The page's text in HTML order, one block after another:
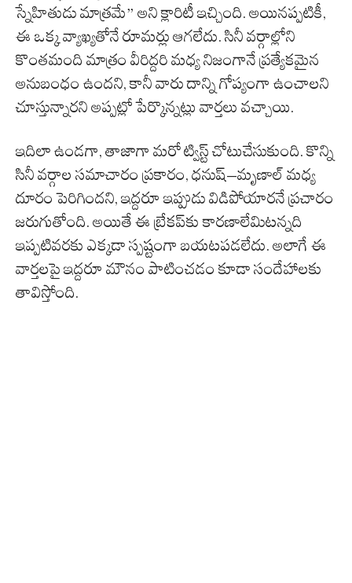
స్నేహితుడు మాత్రమే” అని క్లారిటీ ఇచ్చింది. అయినప్పటికీ,
ఈ ఒక్క వ్యాఖ్యతోనే రూమర్లు ఆగలేదు. సినీ వర్గాల్లోని
కొంతమంది మాత్రం వీరిద్దరి మధ్య నిజంగానే ప్రత్యేకమైన
అనుబంధం ఉందని, కానీ వారు దాన్ని గోప్యంగా ఉంచాలని
చూస్తున్నారని అప్పట్లో పేర్కొన్నట్లు వార్తలు వచ్చాయి.
ఇదిలా ఉండగా, తాజాగా మరో ట్విస్ట్ చోటుచేసుకుంది. కొన్ని
సినీ వర్గాల సమాచారం ప్రకారం, ధనుష్–మృణాల్ మధ్య
దూరం పెరిగిందని, ఇద్దరూ ఇప్పుడు విడిపోయారనే ప్రచారం
జరుగుతోంది. అయితే ఈ బ్రేకప్‌కు కారణాలేమిటన్నది
ఇప్పటివరకు ఎక్కడా స్పష్టంగా బయటపడలేదు. అలాగే ఈ
వార్తలపై ఇద్దరూ మౌనం పాటించడం కూడా సందేహాలకు
తావిస్తోంది.